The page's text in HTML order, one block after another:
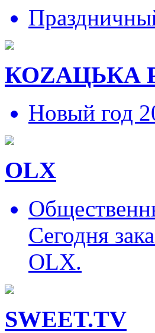
КОZAЦЬКА
Новый год
OLX
Сегодня
OLX.
SWEET.TV